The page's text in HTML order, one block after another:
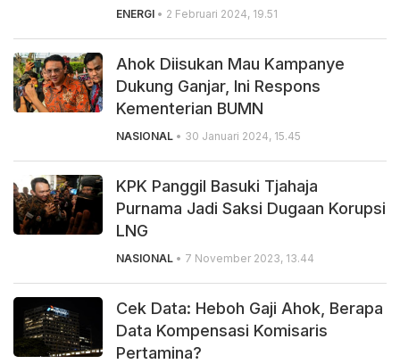
ENERGI • 2 Februari 2024, 19.51
Ahok Diisukan Mau Kampanye
Dukung Ganjar, Ini Respons
Kementerian BUMN
NASIONAL • 30 Januari 2024, 15.45
KPK Panggil Basuki Tjahaja
Purnama Jadi Saksi Dugaan Korupsi
LNG
NASIONAL • 7 November 2023, 13.44
Cek Data: Heboh Gaji Ahok, Berapa
Data Kompensasi Komisaris
Pertamina?